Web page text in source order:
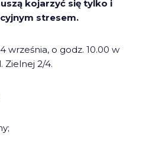
kojarzyć się tylko i
stresem.
września, o godz. 10.00 w
Zielnej 2/4.